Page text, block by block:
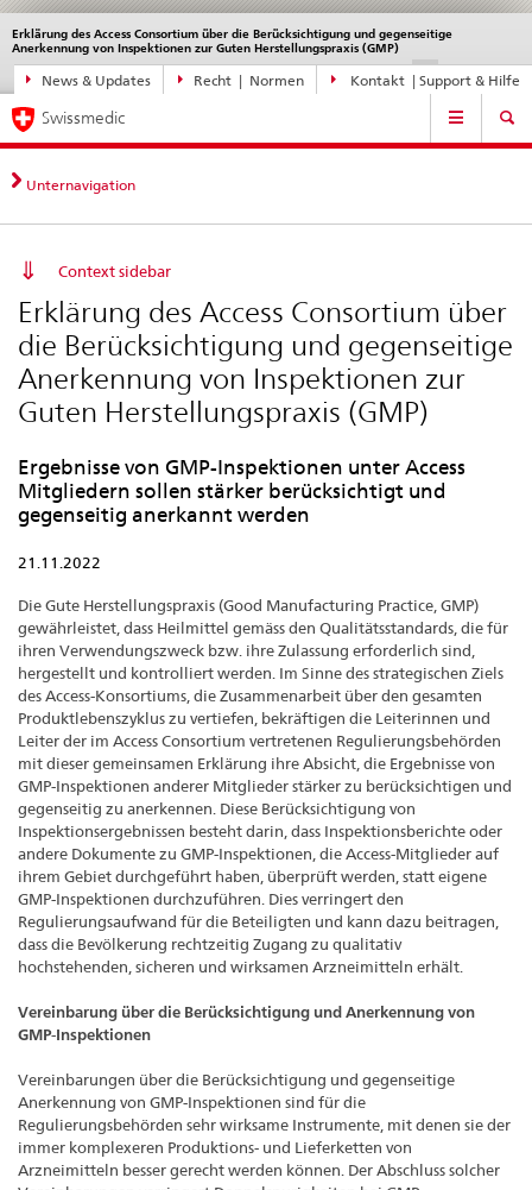
Direktnavigation
News,
Rechtsgrundlagen,
Kontakt
News & Updates Recht | Normen Kontakt | Support & Hilfe
Erklärung des Access Consortium über die Berücksichtigung und gegenseitige
Anerkennung von Inspektionen zur Guten Herstellungspraxis (GMP)
Sprachwahl
DE IT EN
Service
navigation
Hauptnavigation
Swissmedic
Unternavigation
Context sidebar
Erklärung des Access Consortium über
die Berücksichtigung und gegenseitige
Anerkennung von Inspektionen zur
Guten Herstellungspraxis (GMP)
Ergebnisse von GMP-Inspektionen unter Access
Mitgliedern sollen stärker berücksichtigt und
gegenseitig anerkannt werden
21.11.2022
Die Gute Herstellungspraxis (Good Manufacturing Practice, GMP)
gewährleistet, dass Heilmittel gemäss den Qualitätsstandards, die für
ihren Verwendungszweck bzw. ihre Zulassung erforderlich sind,
hergestellt und kontrolliert werden. Im Sinne des strategischen Ziels
des Access-Konsortiums, die Zusammenarbeit über den gesamten
Produktlebenszyklus zu vertiefen, bekräftigen die Leiterinnen und
Leiter der im Access Consortium vertretenen Regulierungsbehörden
mit dieser gemeinsamen Erklärung ihre Absicht, die Ergebnisse von
GMP-Inspektionen anderer Mitglieder stärker zu berücksichtigen und
gegenseitig zu anerkennen. Diese Berücksichtigung von
Inspektionsergebnissen besteht darin, dass Inspektionsberichte oder
andere Dokumente zu GMP-Inspektionen, die Access-Mitglieder auf
ihrem Gebiet durchgeführt haben, überprüft werden, statt eigene
GMP-Inspektionen durchzuführen. Dies verringert den
Regulierungsaufwand für die Beteiligten und kann dazu beitragen,
dass die Bevölkerung rechtzeitig Zugang zu qualitativ
hochstehenden, sicheren und wirksamen Arzneimitteln erhält.
Vereinbarung über die Berücksichtigung und Anerkennung von
GMP-Inspektionen
Vereinbarungen über die Berücksichtigung und gegenseitige
Anerkennung von GMP-Inspektionen sind für die
Regulierungsbehörden sehr wirksame Instrumente, mit denen sie der
immer komplexeren Produktions- und Lieferketten von
Arzneimitteln besser gerecht werden können. Der Abschluss solcher